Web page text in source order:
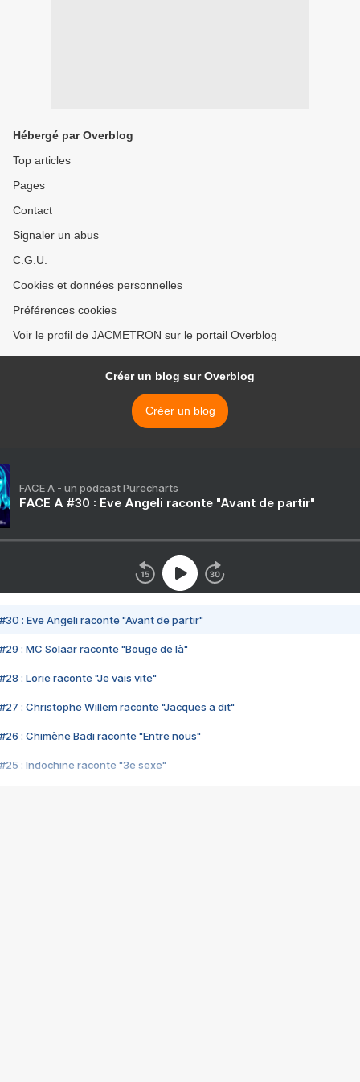
Hébergé par Overblog
Top articles
Pages
Contact
Signaler un abus
C.G.U.
Cookies et données personnelles
Préférences cookies
Voir le profil de JACMETRON sur le portail Overblog
Créer un blog sur Overblog
Créer un blog
FACE A - un podcast Purecharts
FACE A #30 : Eve Angeli raconte "Avant de partir"
#30 : Eve Angeli raconte "Avant de partir"
#29 : MC Solaar raconte "Bouge de là"
#28 : Lorie raconte "Je vais vite"
#27 : Christophe Willem raconte "Jacques a dit"
#26 : Chimène Badi raconte "Entre nous"
#25 : Indochine raconte "3e sexe"